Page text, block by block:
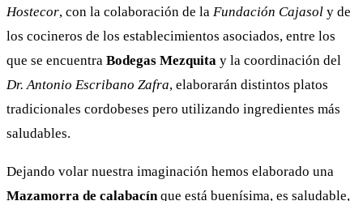
Hostecor, con la colaboración de la Fundación Cajasol y de
los cocineros de los establecimientos asociados, entre los
que se encuentra Bodegas Mezquita y la coordinación del
Dr. Antonio Escribano Zafra, elaborarán distintos platos
tradicionales cordobeses pero utilizando ingredientes más
saludables.
Dejando volar nuestra imaginación hemos elaborado una
Mazamorra de calabacínque está buenísima, es saludable,